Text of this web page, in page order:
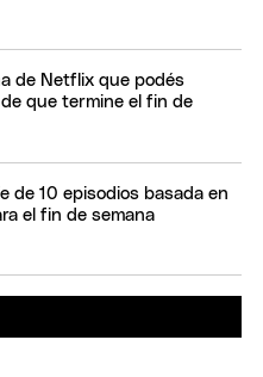
de Netflix que podés
que termine el fin de
de 10 episodios basada en
el fin de semana